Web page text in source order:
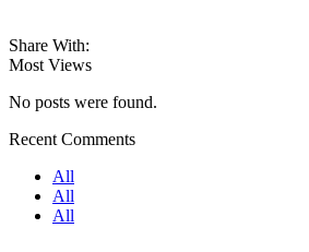
Share With:
Most Views
No posts were found.
Recent Comments
All
All
All